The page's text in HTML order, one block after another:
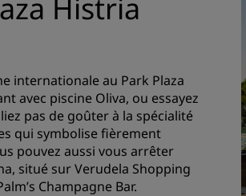
Histria
internationale au Park Plaza
avec piscine Oliva, ou essayez
pas de goûter à la spécialité
qui symbolise fièrement
pouvez aussi vous arrêter
situé sur Verudela Shopping
Champagne Bar.